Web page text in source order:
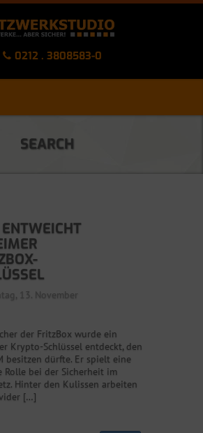
0212 . 3808583-0
SEARCH
13. November
der FritzBox wurde ein
Krypto-Schlüssel entdeckt, den
besitzen dürfte. Er spielt eine
Rolle bei der Sicherheit im
Hinter den Kulissen arbeiten
[…]